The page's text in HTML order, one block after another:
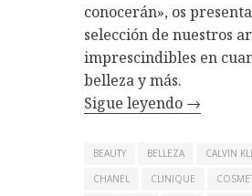
conocerán», os
selección de nuestros
imprescindibles en
belleza y más.
Sigue leyendo →
BEAUTY BELLEZA
CALVIN
CHANEL
CLINIQUE